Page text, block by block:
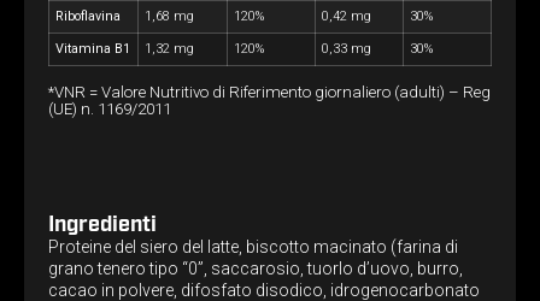
Riboflavina 1,68 mg 120% 0,42 mg 30%
Vitamina B1 1,32 mg 120% 0,33 mg 30%
*VNR = Valore Nutritivo di Riferimento giornaliero (adulti) – Reg
(UE) n. 1169/2011
Ingredienti
Proteine del siero del latte, biscotto macinato (farina di
grano tenero tipo “0”, saccarosio, tuorlo d’uovo, burro,
cacao in polvere, difosfato disodico, idrogenocarbonato